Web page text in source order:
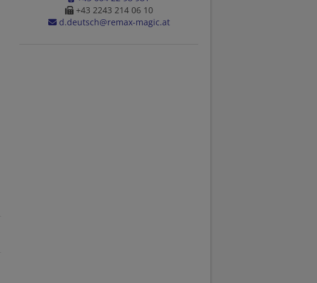
+43 2243 214 06 10
d.deutsch@remax-magic.at